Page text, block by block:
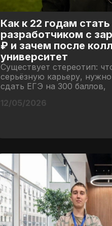
Как к 22 годам
разработчиком с
₽ и зачем после
университет
Существует стереотип:
серьёзную карьеру,
сдать ЕГЭ на 300 баллов,
12/05/2026